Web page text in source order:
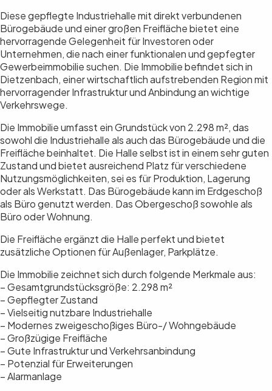
Diese gepflegte Industriehalle mit direkt verbundenen
Bürogebäude und einer großen Freifläche bietet eine
hervorragende Gelegenheit für Investoren oder
Unternehmen, die nach einer funktionalen und gepfegter
Gewerbeimmobilie suchen. Die Immobilie befindet sich in
Dietzenbach, einer wirtschaftlich aufstrebenden Region mit
hervorragender Infrastruktur und Anbindung an wichtige
Verkehrswege.
Die Immobilie umfasst ein Grundstück von 2.298 m², das
sowohl die Industriehalle als auch das Bürogebäude und die
Freifläche beinhaltet. Die Halle selbst ist in einem sehr guten
Zustand und bietet ausreichend Platz für verschiedene
Nutzungsmöglichkeiten, sei es für Produktion, Lagerung
oder als Werkstatt. Das Bürogebäude kann im Erdgeschoß
als Büro genutzt werden. Das Obergeschoß sowohle als
Büro oder Wohnung.
Die Freifläche ergänzt die Halle perfekt und bietet
zusätzliche Optionen für Außenlager, Parkplätze.
Die Immobilie zeichnet sich durch folgende Merkmale aus:
– Gesamtgrundstücksgröße: 2.298 m²
– Gepflegter Zustand
– Vielseitig nutzbare Industriehalle
– Modernes zweigeschoßiges Büro-/ Wohngebäude
– Großzügige Freifläche
– Gute Infrastruktur und Verkehrsanbindung
– Potenzial für Erweiterungen
– Alarmanlage